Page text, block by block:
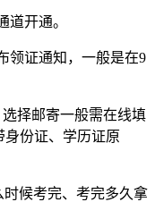
道开通。
领证通知，一般是在9
择邮寄一般需在线填
身份证、学历证原
时候考完、考完多久拿